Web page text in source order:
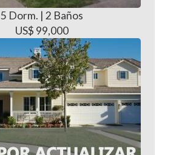
5 Dorm. | 2 Baños
US$ 99,000